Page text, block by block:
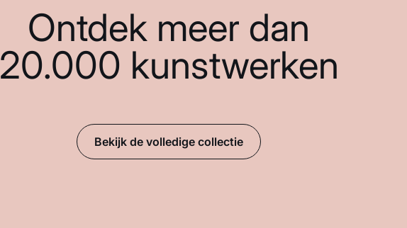
Ontdek meer dan
20.000 kunstwerken
Bekijk de volledige collectie